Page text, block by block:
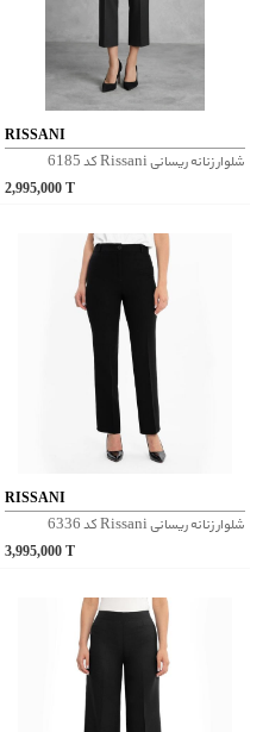
RISSANI
شلوار زنانه ریسانی Rissani کد 6185
2,995,000
RISSANI
شلوار زنانه ریسانی Rissani کد 6336
3,995,000